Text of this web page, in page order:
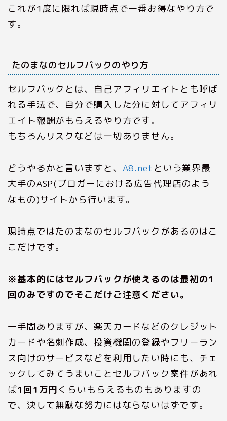
これが1度に限れば現時点で一番お得なやり方で
す。
たのまなのセルフバックのやり方
セルフバックとは、自己アフィリエイトとも呼ば
れる手法で、自分で購入した分に対してアフィリ
エイト報酬がもらえるやり方です。
もちろんリスクなどは一切ありません。
どうやるかと言いますと、 A8.net という業界最
大手のASP(ブロガーにおける広告代理店のよう
なもの)サイトから行います。
現時点ではたのまなのセルフバックがあるのはこ
こだけです。
※基本的にはセルフバックが使えるのは最初の1
回のみですのでそこだけご注意ください。
一手間ありますが、楽天カードなどのクレジット
カードや名刺作成、投資機関の登録やフリーラン
ス向けのサービスなどを利用したい時にも、チェ
ックしてみてうまいことセルフバック案件があれ
ば1回1万円 くらいもらえるものもありますの
で、決して無駄な努力にはならないはずです。